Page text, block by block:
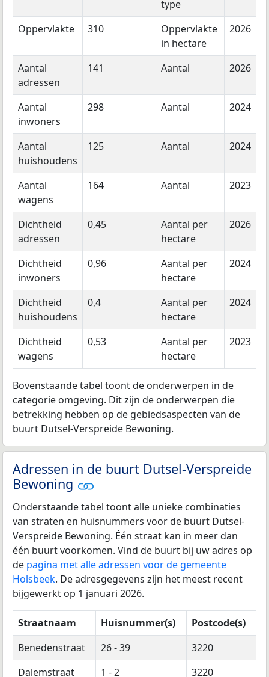
type
Oppervlakte
310
Oppervlakte
in hectare
2026
Aantal
adressen
141 Aantal 2026
Aantal
inwoners
298 Aantal 2024
Aantal
huishoudens
125 Aantal 2024
Aantal
wagens
164 Aantal 2023
Dichtheid
adressen
0,45
Aantal per
hectare
2026
Dichtheid
inwoners
0,96
Aantal per
hectare
2024
Dichtheid
huishoudens
0,4
Aantal per
hectare
2024
Dichtheid
wagens
0,53
Aantal per
hectare
2023
Bovenstaande tabel toont de onderwerpen in de
categorie omgeving. Dit zijn de onderwerpen die
betrekking hebben op de gebiedsaspecten van de
buurt Dutsel-Verspreide Bewoning.
Adressen in de buurt Dutsel-Verspreide
Bewoning
Onderstaande tabel toont alle unieke combinaties
van straten en huisnummers voor de buurt Dutsel-
Verspreide Bewoning. Één straat kan in meer dan
één buurt voorkomen. Vind de buurt bij uw adres op
de pagina met alle adressen voor de gemeente
Holsbeek. De adresgegevens zijn het meest recent
bijgewerkt op 1 januari 2026.
Straatnaam Huisnummer(s)
Postcode(s)
Benedenstraat
26 - 39
3220
Dalemstraat
1 - 2
3220